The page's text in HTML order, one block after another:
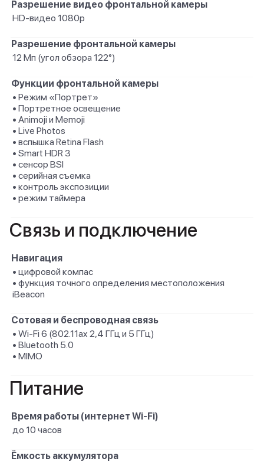
Разрешение видео фронтальной камеры
HD-видео 1080p
Разрешение фронтальной камеры
12 Мп (угол обзора 122°)
Функции фронтальной камеры
• Режим «Портрет»
• Портретное освещение
• Animoji и Memoji
• Live Photos
• вспышка Retina Flash
• Smart HDR 3
• сенсор BSI
• серийная съемка
• контроль экспозиции
• режим таймера
Связь и подключение
Навигация
• цифровой компас
• функция точного определения местоположения
iBeacon
Сотовая и беспроводная связь
• Wi-Fi 6 (802.11ax 2,4 ГГц и 5 ГГц)
• Bluetooth 5.0
• MIMO
Питание
Время работы (интернет Wi-Fi)
до 10 часов
Ёмкость аккумулятора